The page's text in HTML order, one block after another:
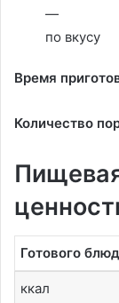
—
по вкусу
Время
Количество
Готового
ккал